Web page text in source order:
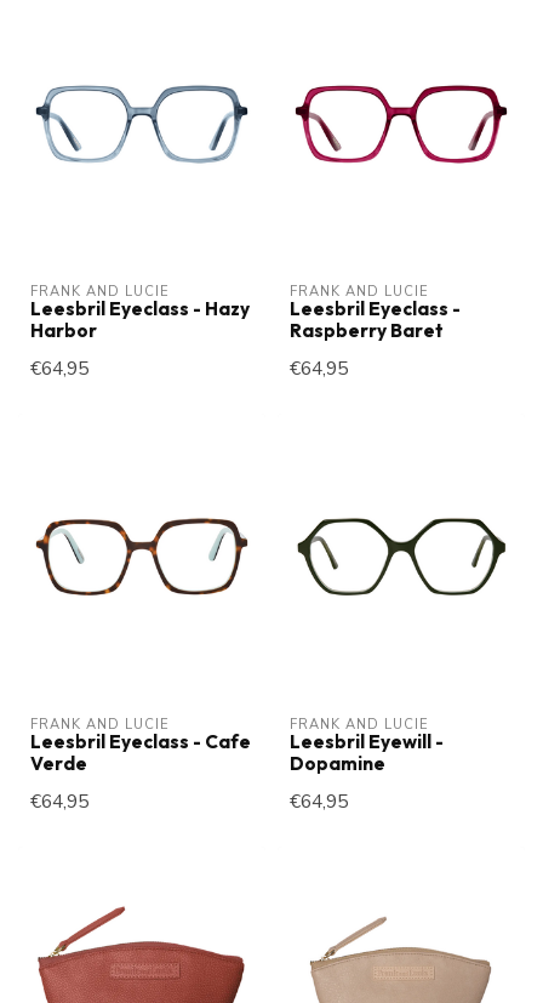
FRANK AND LUCIE
Leesbril Eyeclass - Hazy
Harbor
€64,95
FRANK AND LUCIE
Leesbril Eyeclass -
Raspberry Baret
€64,95
FRANK AND LUCIE
Leesbril Eyeclass - Cafe
Verde
€64,95
FRANK AND LUCIE
Leesbril Eyewill -
Dopamine
€64,95